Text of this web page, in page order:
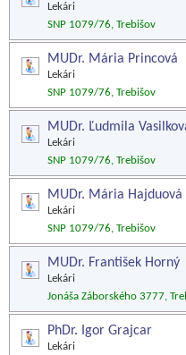
Lekári
SNP 1079/76, Trebišov
MUDr. Mária Princová
Lekári
SNP 1079/76, Trebišov
MUDr. Ľudmila
Lekári
SNP 1079/76, Trebišov
MUDr. Mária Hajduová
Lekári
SNP 1079/76, Trebišov
MUDr. František Horný
Lekári
Jonáša Záborského 3777,
PhDr. Igor Grajcar
Lekári